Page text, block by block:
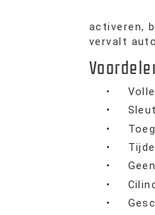
activeren,
vervalt
•
•
•
•
•
•
•